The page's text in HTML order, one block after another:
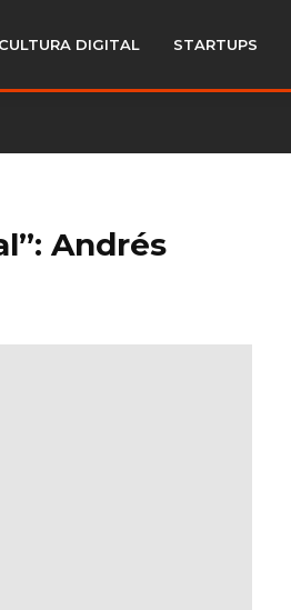
CULTURA DIGITAL STARTUPS
Andrés